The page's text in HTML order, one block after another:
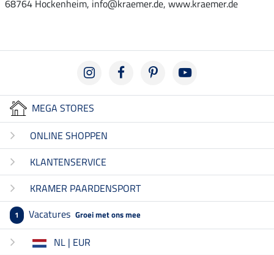
68764 Hockenheim, info@kraemer.de, www.kraemer.de
MEGA STORES
ONLINE SHOPPEN
KLANTENSERVICE
KRAMER PAARDENSPORT
1 Vacatures Groei met ons mee
NL | EUR